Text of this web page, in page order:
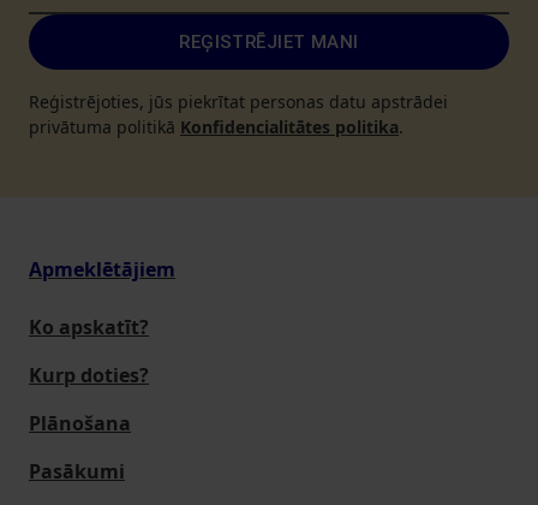
REĢISTRĒJIET MANI
Reģistrējoties, jūs piekrītat personas datu apstrādei
privātuma politikā Konfidencialitātes politika.
Apmeklētājiem
Ko apskatīt?
Kurp doties?
Plānošana
Pasākumi